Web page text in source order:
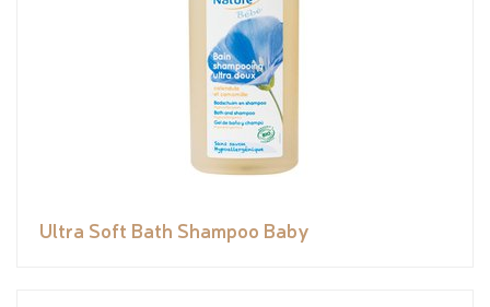
Ultra Soft Bath Shampoo Baby